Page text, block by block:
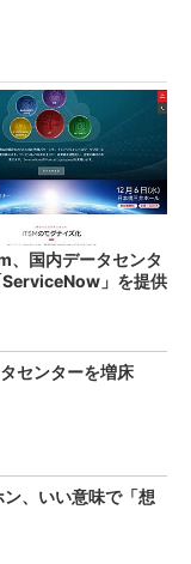
、国内データセンタ
ServiceNow」を提供
センターを増床
、いい意味で「想